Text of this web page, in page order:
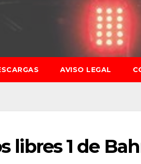
AVISO LEGAL
libres 1 de